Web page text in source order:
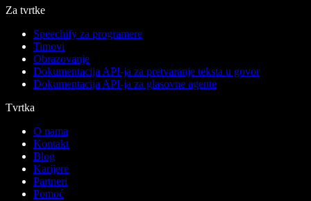
Za tvrtke
Speechify za programere
Timovi
Obrazovanje
Dokumentacija API-ja za pretvaranje teksta u govor
Dokumentacija API-ja za glasovne agente
Tvrtka
O nama
Kontakt
Blog
Karijere
Partneri
Pomoć